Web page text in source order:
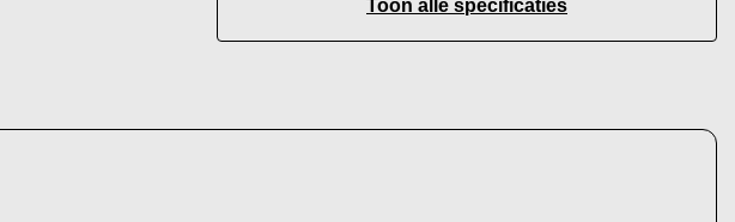
Toon alle specificaties